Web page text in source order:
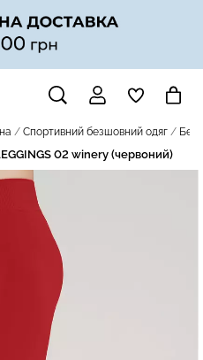
Спортивний безшовний одяг
02 winery (червоний)